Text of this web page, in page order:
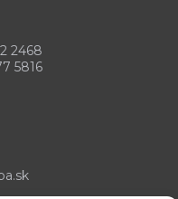
2468
5816